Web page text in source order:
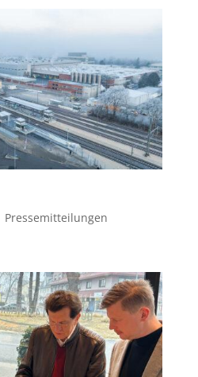
Pressemitteilungen